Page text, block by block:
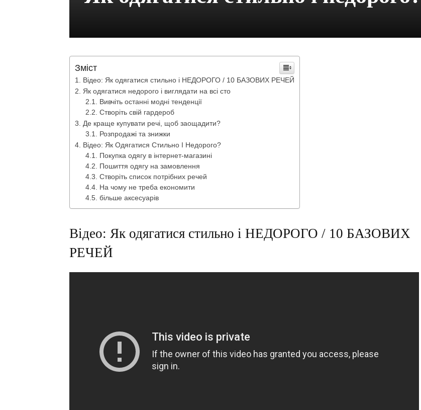
Зміст
Відео: Як одягатися стильно і НЕДОРОГО / 10 БАЗОВИХ РЕЧЕЙ
Як одягатися недорого і виглядати на всі сто
Вивчіть останні модні тенденції
Створіть свій гардероб
Де краще купувати речі, щоб заощадити?
Розпродажі та знижки
Відео: Як Одягатися Стильно І Недорого?
Покупка одягу в інтернет-магазині
Пошиття одягу на замовлення
Створіть список потрібних речей
На чому не треба економити
більше аксесуарів
Відео: Як одягатися стильно і НЕДОРОГО / 10 БАЗОВИХ
РЕЧЕЙ